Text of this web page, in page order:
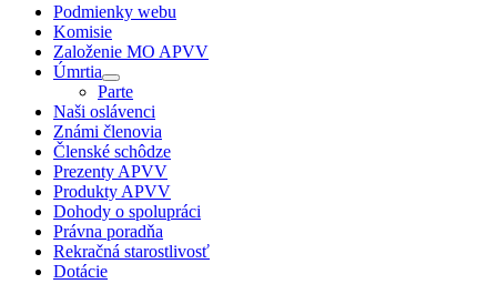
Podmienky webu
Komisie
Založenie MO APVV
Úmrtia
Parte
Naši oslávenci
Známi členovia
Členské schôdze
Prezenty APVV
Produkty APVV
Dohody o spolupráci
Právna poradňa
Rekračná starostlivosť
Dotácie